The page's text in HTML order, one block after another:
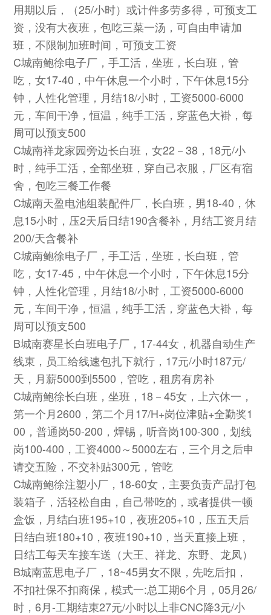
用期以后，（25/小时）或计件多劳多得，可预支工
资，没有大夜班，包吃三菜一汤，可自由申请加
班，不限制加班时间，可预支工资
C城南鲍徐电子厂，手工活，坐班，长白班，管
吃，女17-40，中午休息一个小时，下午休息15分
钟，人性化管理，月结18/小时，工资5000-6000
元，车间干净，恒温，纯手工活，穿蓝色大褂，每
周可以预支500
C城南祥龙家园旁边长白班，女22－38，18元/小
时，纯手工活，全部坐班，穿自己衣服，厂区有宿
舍，包吃三餐工作餐
C城南天盈电池组装配件厂，长白班，男18-40，休
息15小时，压2天后日结190含餐补，月结工资月结
200/天含餐补
C城南鲍徐电子厂，手工活，坐班，长白班，管
吃，女17-45，中午休息一个小时，下午休息15分
钟，人性化管理，月结18/小时，工资5000-6000
元，车间干净，恒温，纯手工活，穿蓝色大褂，每
周可以预支500
B城南赛星长白班电子厂，17-44女，机器自动生产
线束，员工给线速包扎下就行，17元/小时187元/
天，月薪5000到5500，管吃，租房有房补
C城南鲍徐长白班，坐班，18－45女，上六休一，
第一个月2600，第二个月17/H+岗位津贴+全勤奖1
00，普通岗50-200，焊锡，听音岗100-300，划线
岗100-400，工资4000～5000左右，三个月之后申
请交五险，不交补贴300元，管吃
C城南鲍徐注塑小厂，18-60女，主要负责产品打包
装箱子，活轻松自由，自己带吃的，或者提供一顿
盒饭，月结白班195+10，夜班205+10，压五天后
日结白班180+10，夜班190+10，当天直接上班，
日结工每天车接车送（大王、祥龙、东野、龙凤）
B城南蓝思电子厂，18~45男女不限，先吃后扣，
不扣社保不扣商保，模式一:总工期6个月，05月26/
时，6月-工期结束27元/小时以上非CNC降3元/小